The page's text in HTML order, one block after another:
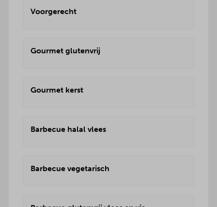
Voorgerecht
Gourmet glutenvrij
Gourmet kerst
Barbecue halal vlees
Barbecue vegetarisch